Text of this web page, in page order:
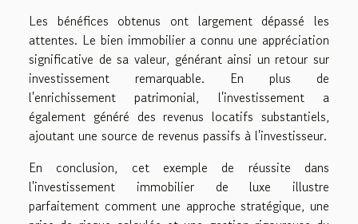
Les bénéfices obtenus ont largement dépassé les
attentes. Le bien immobilier a connu une appréciation
significative de sa valeur, générant ainsi un retour sur
investissement remarquable. En plus de
l'enrichissement patrimonial, l'investissement a
également généré des revenus locatifs substantiels,
ajoutant une source de revenus passifs à l'investisseur.
En conclusion, cet exemple de réussite dans
l'investissement immobilier de luxe illustre
parfaitement comment une approche stratégique, une